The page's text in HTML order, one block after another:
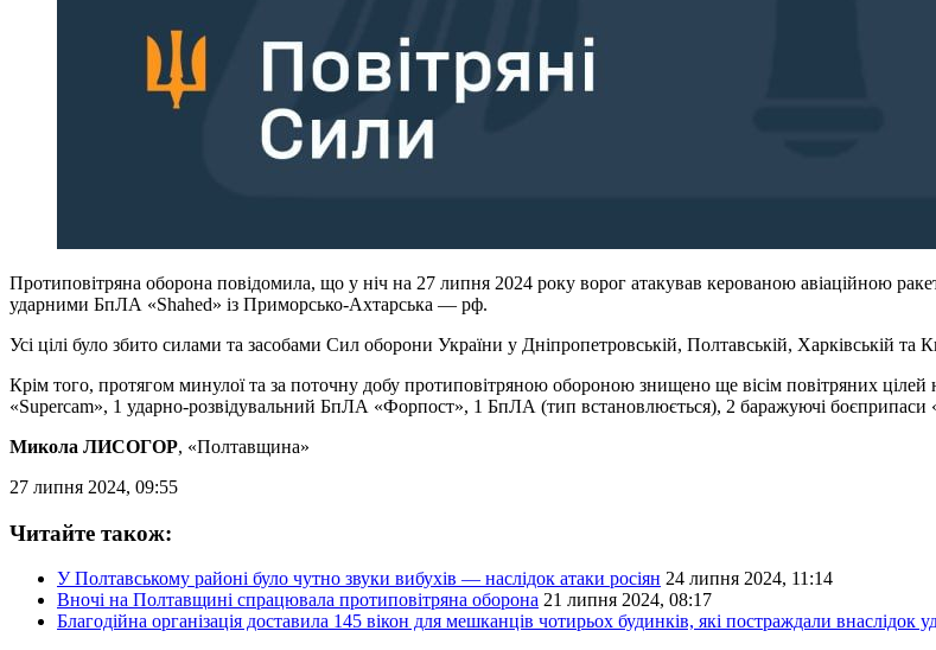
Протиповітряна оборона повідомила, що у ніч на 27 липня 2024 року ворог атакував керованою авіаційною
ударними БпЛА «Shahed» із Приморсько-Ахтарська — рф.
Усі цілі було збито силами та засобами Сил оборони України у Дніпропетровській, Полтавській, Харківській та
Крім того, протягом минулої та за поточну добу протиповітряною обороною знищено ще вісім повітряних
«Supercam», 1 ударно-розвідувальний БпЛА «Форпост», 1 БпЛА (тип встановлюється), 2 баражуючі боєприпаси
Микола ЛИСОГОР, «Полтавщина»
27 липня 2024, 09:55
Читайте також:
У Полтавському районі було чутно звуки вибухів — наслідок атаки росіян 24 липня 2024, 11:14
Вночі на Полтавщині спрацювала протиповітряна оборона 21 липня 2024, 08:17
Благодійна організація доставила 145 вікон для мешканців чотирьох будинків, які постраждали внаслідок